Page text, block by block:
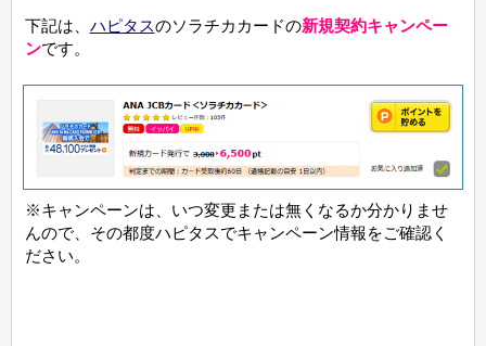
下記は、 ハピタスのソラチカカードの新規契約キャンペー
ンです。
※キャンペーンは、いつ変更または無くなるか分かりませ
んので、その都度ハピタスでキャンペーン情報をご確認く
ださい。